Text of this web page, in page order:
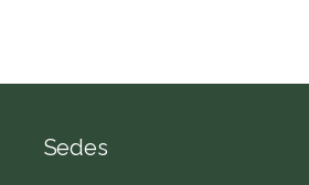
Sedes